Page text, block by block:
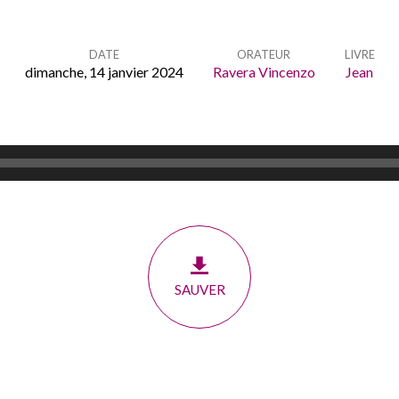
DATE
dimanche, 14 janvier 2024
ORATEUR
Ravera Vincenzo
LIVRE
Jean
SAUVER